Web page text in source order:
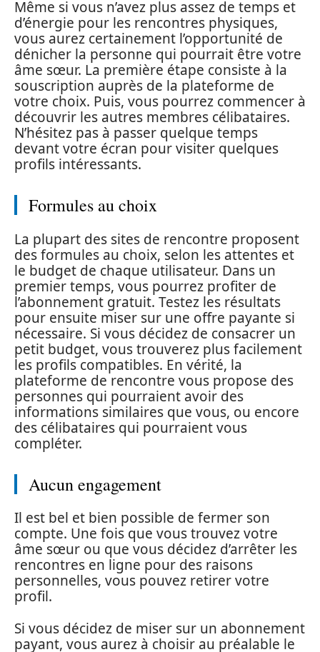
Même si vous n’avez plus assez de temps et
d’énergie pour les rencontres physiques,
vous aurez certainement l’opportunité de
dénicher la personne qui pourrait être votre
âme sœur. La première étape consiste à la
souscription auprès de la plateforme de
votre choix. Puis, vous pourrez commencer à
découvrir les autres membres célibataires.
N’hésitez pas à passer quelque temps
devant votre écran pour visiter quelques
profils intéressants.
Formules au choix
La plupart des sites de rencontre proposent
des formules au choix, selon les attentes et
le budget de chaque utilisateur. Dans un
premier temps, vous pourrez profiter de
l’abonnement gratuit. Testez les résultats
pour ensuite miser sur une offre payante si
nécessaire. Si vous décidez de consacrer un
petit budget, vous trouverez plus facilement
les profils compatibles. En vérité, la
plateforme de rencontre vous propose des
personnes qui pourraient avoir des
informations similaires que vous, ou encore
des célibataires qui pourraient vous
compléter.
Aucun engagement
Il est bel et bien possible de fermer son
compte. Une fois que vous trouvez votre
âme sœur ou que vous décidez d’arrêter les
rencontres en ligne pour des raisons
personnelles, vous pouvez retirer votre
profil.
Si vous décidez de miser sur un abonnement
payant, vous aurez à choisir au préalable le